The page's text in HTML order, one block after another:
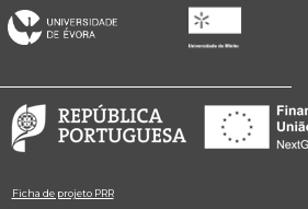
Ficha de projeto PRR